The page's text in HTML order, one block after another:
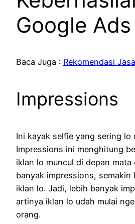
Google Ads
Baca Juga : Rekomendasi
Impressions
Ini kayak selfie yang sering lo
Impressions ini menghitung
iklan lo muncul di depan mata
banyak impressions, semakin
iklan lo. Jadi, lebih banyak
artinya iklan lo udah mulai
orang.